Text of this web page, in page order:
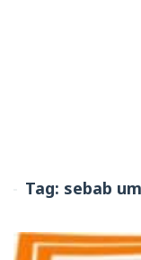
Tag: sebab